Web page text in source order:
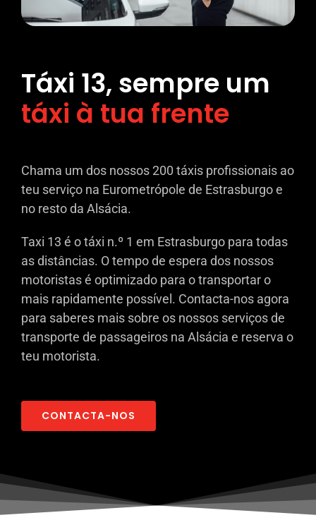
Táxi 13, sempre um
táxi à tua frente
Chama um dos nossos 200 táxis profissionais ao
teu serviço na Eurometrópole de Estrasburgo e
no resto da Alsácia.
Taxi 13 é o táxi n.º 1 em Estrasburgo para todas
as distâncias. O tempo de espera dos nossos
motoristas é optimizado para o transportar o
mais rapidamente possível. Contacta-nos agora
para saberes mais sobre os nossos serviços de
transporte de passageiros na Alsácia e reserva o
teu motorista.
CONTACTA-NOS